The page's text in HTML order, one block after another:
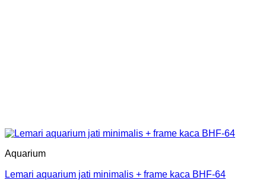
Aquarium
Lemari aquarium jati minimalis + frame kaca BHF-64